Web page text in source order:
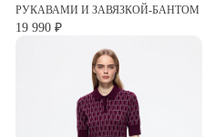
РУКАВАМИ И ЗАВЯЗКОЙ-БАНТОМ
19 990 ₽